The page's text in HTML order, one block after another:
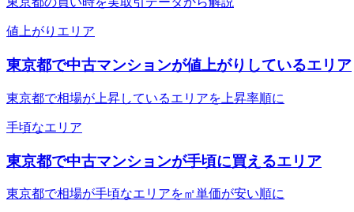
値上がりエリア
東京都で中古マンションが値上がりしているエリア
東京都で相場が上昇しているエリアを上昇率順に
手頃なエリア
東京都で中古マンションが手頃に買えるエリア
東京都で相場が手頃なエリアを㎡単価が安い順に